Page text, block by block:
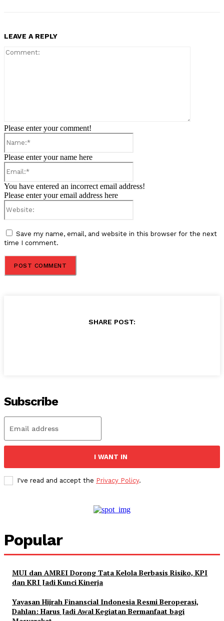
LEAVE A REPLY
Please enter your comment!
Please enter your name here
You have entered an incorrect email address!
Please enter your email address here
Save my name, email, and website in this browser for the next
time I comment.
SHARE POST:
Subscribe
I WANT IN
I've read and accept the Privacy Policy.
Popular
MUI dan AMREI Dorong Tata Kelola Berbasis Risiko, KPI
dan KRI Jadi Kunci Kinerja
Yayasan Hijrah Finanscial Indonesia Resmi Beroperasi,
Dahlan: Harus Jadi Awal Kegiatan Bermanfaat bagi